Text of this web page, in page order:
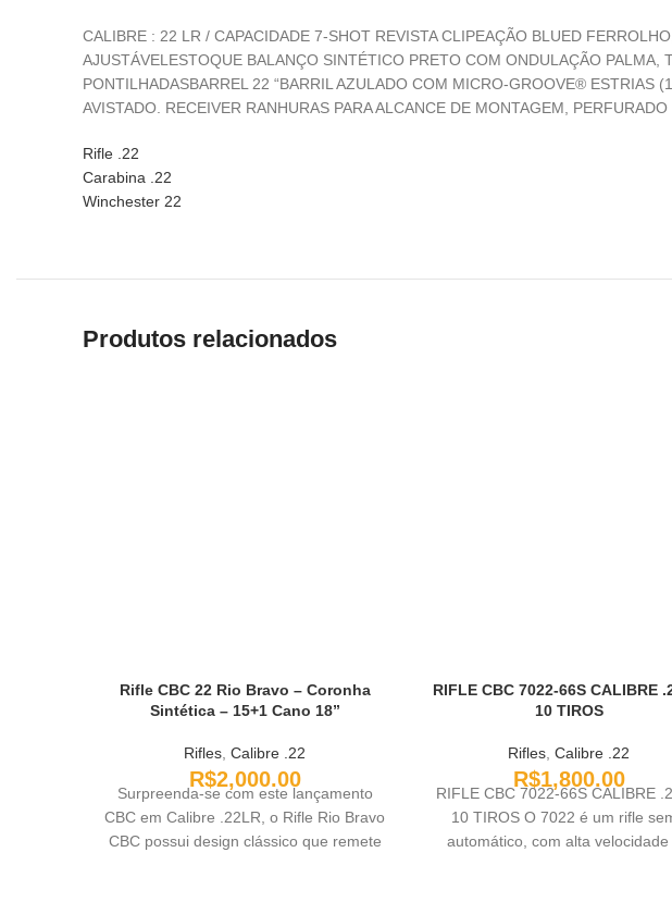
CALIBRE : 22 LR / CAPACIDADE 7-SHOT REVISTA CLIPEAÇÃO BLUED
AJUSTÁVELESTOQUE BALANÇO SINTÉTICO PRETO COM ONDULAÇÃO
PONTILHADASBARREL 22 “BARRIL AZULADO COM MICRO-GROOVE®
AVISTADO. RECEIVER RANHURAS PARA ALCANCE DE MONTAGEM,
Rifle .22
Carabina .22
Winchester 22
Produtos relacionados
Rifle CBC 22 Rio Bravo – Coronha
Sintética – 15+1 Cano 18”
Rifles Calibre .22
R$2,000.00
Surpreenda-se com este lançamento
CBC em Calibre .22LR, o Rifle Rio Bravo
CBC possui design clássico que remete
RIFLE CBC 7022-66S CALIBRE
10 TIROS
Rifles Calibre .22
R$1,800.00
RIFLE CBC 7022-66S CALIBRE
10 TIROS O 7022 é um rifle
automático, com alta velocidade